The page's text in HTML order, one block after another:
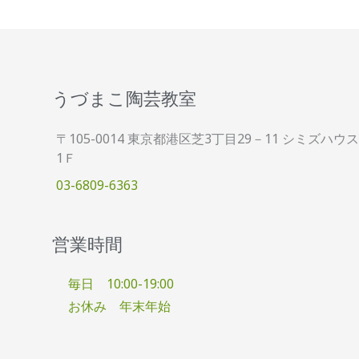
うづまこ陶芸教室
〒105-0014 東京都港区芝3丁目29－11 シミズハウス
1Ｆ
03-6809-6363
営業時間
毎日 10:00-19:00
お休み 年末年始